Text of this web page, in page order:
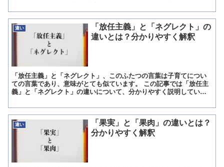
違い
「放任主義」と「ネグレクト」の
違いとは？分かりやすく解釈
「放任主義」と「ネグレクト」、このふたつの言葉は子育てについ
ての言葉であり、意味がとても似ています。 この記事では「放任主
義」と「ネグレクト」の違いについて、分かりやすく説明していき
違い
「果実」と「果肉」の違いとは？
分かりやすく解釈